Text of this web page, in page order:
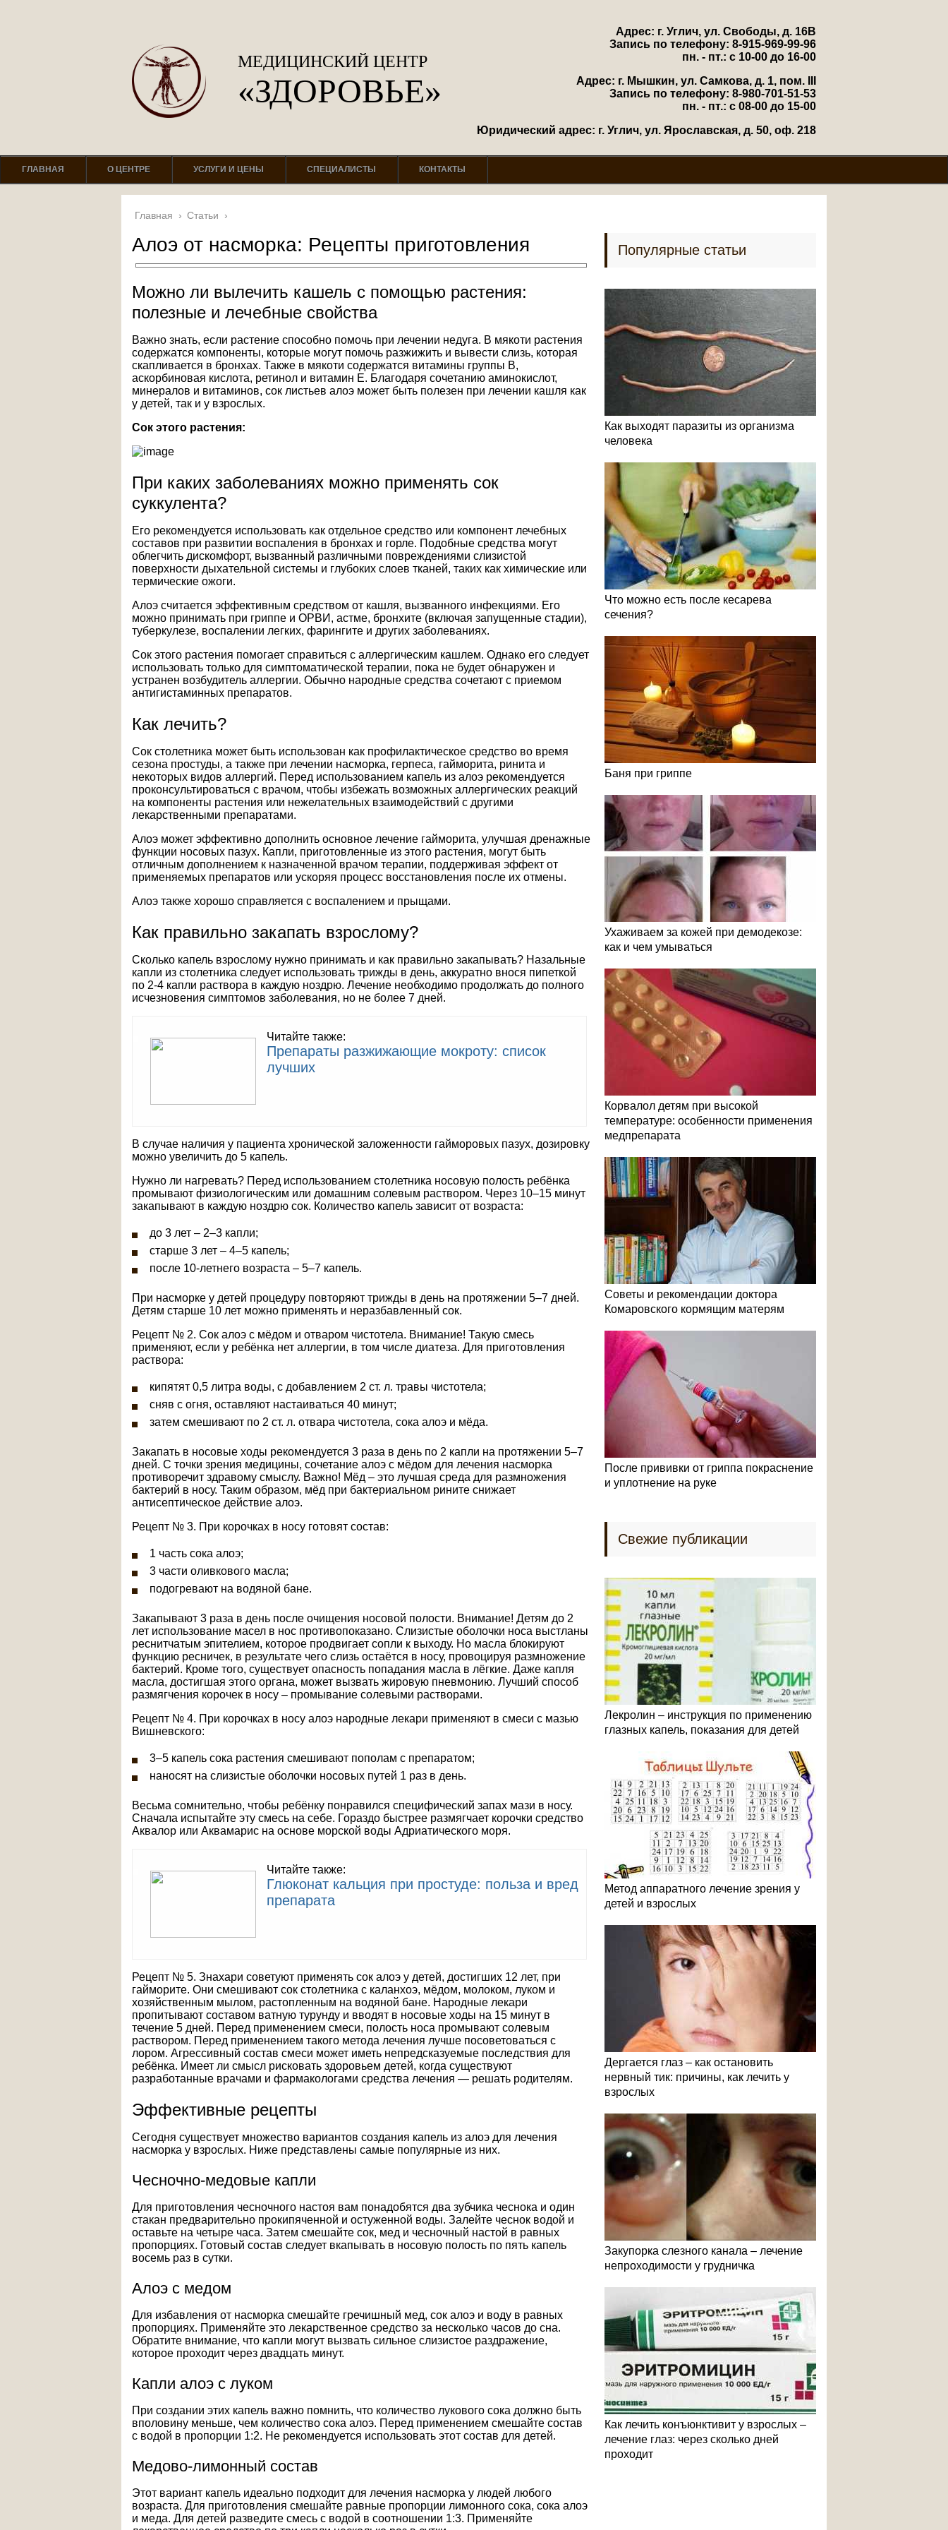
МЕДИЦИНСКИЙ ЦЕНТР
«ЗДОРОВЬЕ»
Адрес: г. Углич, ул. Свободы, д. 16В
Запись по телефону: 8-915-969-99-96
пн. - пт.: с 10-00 до 16-00
Адрес: г. Мышкин, ул. Самкова, д. 1, пом. III
Запись по телефону: 8-980-701-51-53
пн. - пт.: с 08-00 до 15-00
Юридический адрес: г. Углич, ул. Ярославская, д. 50, оф. 218
ГЛАВНАЯ О ЦЕНТРЕ УСЛУГИ И ЦЕНЫ СПЕЦИАЛИСТЫ КОНТАКТЫ
Главная › Статьи ›
Алоэ от насморка: Рецепты приготовления
Можно ли вылечить кашель с помощью растения:
полезные и лечебные свойства
Важно знать, если растение способно помочь при лечении недуга. В мякоти растения
содержатся компоненты, которые могут помочь разжижить и вывести слизь, которая
скапливается в бронхах. Также в мякоти содержатся витамины группы В,
аскорбиновая кислота, ретинол и витамин Е. Благодаря сочетанию аминокислот,
минералов и витаминов, сок листьев алоэ может быть полезен при лечении кашля как
у детей, так и у взрослых.
Сок этого растения:
При каких заболеваниях можно применять сок
суккулента?
Его рекомендуется использовать как отдельное средство или компонент лечебных
составов при развитии воспаления в бронхах и горле. Подобные средства могут
облегчить дискомфорт, вызванный различными повреждениями слизистой
поверхности дыхательной системы и глубоких слоев тканей, таких как химические или
термические ожоги.
Алоэ считается эффективным средством от кашля, вызванного инфекциями. Его
можно принимать при гриппе и ОРВИ, астме, бронхите (включая запущенные стадии),
туберкулезе, воспалении легких, фарингите и других заболеваниях.
Сок этого растения помогает справиться с аллергическим кашлем. Однако его следует
использовать только для симптоматической терапии, пока не будет обнаружен и
устранен возбудитель аллергии. Обычно народные средства сочетают с приемом
антигистаминных препаратов.
Как лечить?
Сок столетника может быть использован как профилактическое средство во время
сезона простуды, а также при лечении насморка, герпеса, гайморита, ринита и
некоторых видов аллергий. Перед использованием капель из алоэ рекомендуется
проконсультироваться с врачом, чтобы избежать возможных аллергических реакций
на компоненты растения или нежелательных взаимодействий с другими
лекарственными препаратами.
Алоэ может эффективно дополнить основное лечение гайморита, улучшая дренажные
функции носовых пазух. Капли, приготовленные из этого растения, могут быть
отличным дополнением к назначенной врачом терапии, поддерживая эффект от
применяемых препаратов или ускоряя процесс восстановления после их отмены.
Алоэ также хорошо справляется с воспалением и прыщами.
Как правильно закапать взрослому?
Сколько капель взрослому нужно принимать и как правильно закапывать? Назальные
капли из столетника следует использовать трижды в день, аккуратно внося пипеткой
по 2-4 капли раствора в каждую ноздрю. Лечение необходимо продолжать до полного
исчезновения симптомов заболевания, но не более 7 дней.
Читайте также:
Препараты разжижающие мокроту: список
лучших
В случае наличия у пациента хронической заложенности гайморовых пазух, дозировку
можно увеличить до 5 капель.
Нужно ли нагревать? Перед использованием столетника носовую полость ребёнка
промывают физиологическим или домашним солевым раствором. Через 10–15 минут
закапывают в каждую ноздрю сок. Количество капель зависит от возраста:
до 3 лет – 2–3 капли;
старше 3 лет – 4–5 капель;
после 10-летнего возраста – 5–7 капель.
При насморке у детей процедуру повторяют трижды в день на протяжении 5–7 дней.
Детям старше 10 лет можно применять и неразбавленный сок.
Рецепт № 2. Сок алоэ с мёдом и отваром чистотела. Внимание! Такую смесь
применяют, если у ребёнка нет аллергии, в том числе диатеза. Для приготовления
раствора:
кипятят 0,5 литра воды, с добавлением 2 ст. л. травы чистотела;
сняв с огня, оставляют настаиваться 40 минут;
затем смешивают по 2 ст. л. отвара чистотела, сока алоэ и мёда.
Закапать в носовые ходы рекомендуется 3 раза в день по 2 капли на протяжении 5–7
дней. С точки зрения медицины, сочетание алоэ с мёдом для лечения насморка
противоречит здравому смыслу. Важно! Мёд – это лучшая среда для размножения
бактерий в носу. Таким образом, мёд при бактериальном рините снижает
антисептическое действие алоэ.
Рецепт № 3. При корочках в носу готовят состав:
1 часть сока алоэ;
3 части оливкового масла;
подогревают на водяной бане.
Закапывают 3 раза в день после очищения носовой полости. Внимание! Детям до 2
лет использование масел в нос противопоказано. Слизистые оболочки носа выстланы
реснитчатым эпителием, которое продвигает сопли к выходу. Но масла блокируют
функцию ресничек, в результате чего слизь остаётся в носу, провоцируя размножение
бактерий. Кроме того, существует опасность попадания масла в лёгкие. Даже капля
масла, достигшая этого органа, может вызвать жировую пневмонию. Лучший способ
размягчения корочек в носу – промывание солевыми растворами.
Рецепт № 4. При корочках в носу алоэ народные лекари применяют в смеси с мазью
Вишневского:
3–5 капель сока растения смешивают пополам с препаратом;
наносят на слизистые оболочки носовых путей 1 раз в день.
Весьма сомнительно, чтобы ребёнку понравился специфический запах мази в носу.
Сначала испытайте эту смесь на себе. Гораздо быстрее размягчает корочки средство
Аквалор или Аквамарис на основе морской воды Адриатического моря.
Читайте также:
Глюконат кальция при простуде: польза и вред
препарата
Рецепт № 5. Знахари советуют применять сок алоэ у детей, достигших 12 лет, при
гайморите. Они смешивают сок столетника с каланхоэ, мёдом, молоком, луком и
хозяйственным мылом, растопленным на водяной бане. Народные лекари
пропитывают составом ватную турунду и вводят в носовые ходы на 15 минут в
течение 5 дней. Перед применением смеси, полость носа промывают солевым
раствором. Перед применением такого метода лечения лучше посоветоваться с
лором. Агрессивный состав смеси может иметь непредсказуемые последствия для
ребёнка. Имеет ли смысл рисковать здоровьем детей, когда существуют
разработанные врачами и фармакологами средства лечения — решать родителям.
Эффективные рецепты
Сегодня существует множество вариантов создания капель из алоэ для лечения
насморка у взрослых. Ниже представлены самые популярные из них.
Чесночно-медовые капли
Для приготовления чесночного настоя вам понадобятся два зубчика чеснока и один
стакан предварительно прокипяченной и остуженной воды. Залейте чеснок водой и
оставьте на четыре часа. Затем смешайте сок, мед и чесночный настой в равных
пропорциях. Готовый состав следует вкапывать в носовую полость по пять капель
восемь раз в сутки.
Алоэ с медом
Для избавления от насморка смешайте гречишный мед, сок алоэ и воду в равных
пропорциях. Применяйте это лекарственное средство за несколько часов до сна.
Обратите внимание, что капли могут вызвать сильное слизистое раздражение,
которое проходит через двадцать минут.
Капли алоэ с луком
При создании этих капель важно помнить, что количество лукового сока должно быть
вполовину меньше, чем количество сока алоэ. Перед применением смешайте состав
с водой в пропорции 1:2. Не рекомендуется использовать этот состав для детей.
Медово-лимонный состав
Этот вариант капель идеально подходит для лечения насморка у людей любого
возраста. Для приготовления смешайте равные пропорции лимонного сока, сока алоэ
и меда. Для детей разведите смесь с водой в соотношении 1:3. Применяйте
Популярные статьи
Как выходят паразиты из организма
человека
Что можно есть после кесарева
сечения?
Баня при гриппе
Ухаживаем за кожей при демодекозе:
как и чем умываться
Корвалол детям при высокой
температуре: особенности применения
медпрепарата
Советы и рекомендации доктора
Комаровского кормящим матерям
После прививки от гриппа покраснение
и уплотнение на руке
Свежие публикации
Лекролин – инструкция по применению
глазных капель, показания для детей
Метод аппаратного лечение зрения у
детей и взрослых
Дергается глаз – как остановить
нервный тик: причины, как лечить у
взрослых
Закупорка слезного канала – лечение
непроходимости у грудничка
Как лечить конъюнктивит у взрослых –
лечение глаз: через сколько дней
проходит